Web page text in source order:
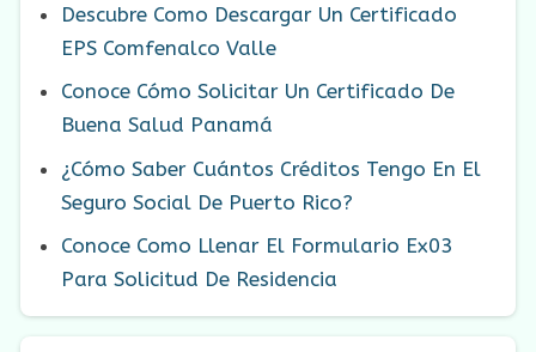
Descubre Como Descargar Un Certificado
EPS Comfenalco Valle
Conoce Cómo Solicitar Un Certificado De
Buena Salud Panamá
¿Cómo Saber Cuántos Créditos Tengo En El
Seguro Social De Puerto Rico?
Conoce Como Llenar El Formulario Ex03
Para Solicitud De Residencia